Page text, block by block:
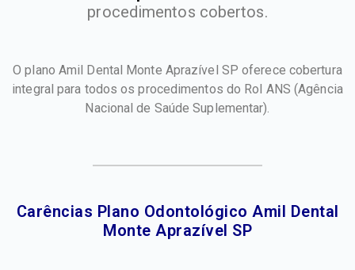
procedimentos cobertos.
O plano Amil Dental Monte Aprazível SP oferece cobertura
integral para todos os procedimentos do Rol ANS (Agência
Nacional de Saúde Suplementar).
Carências Plano Odontológico Amil Dental
Monte Aprazível SP​